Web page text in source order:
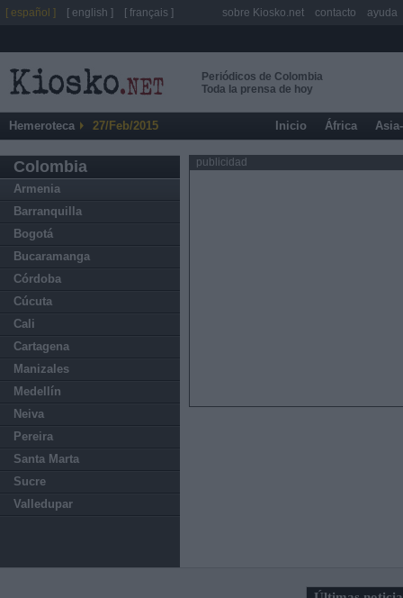
Periódicos de Colombia
Toda la prensa de hoy
Hemeroteca 27/Feb/2015 Inicio África
Colombia
Armenia
Barranquilla
Bogotá
Bucaramanga
Córdoba
Cúcuta
Cali
Cartagena
Manizales
Medellín
Neiva
Pereira
Santa Marta
Sucre
Valledupar
publicidad
[ español ] [ english ] [ français ] sobre Kiosko.net contacto ayuda